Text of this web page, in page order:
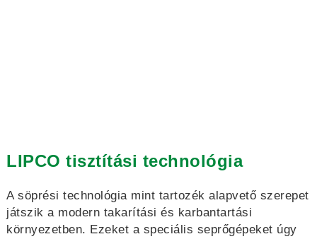
LIPCO tisztítási technológia
A söprési technológia mint tartozék alapvető szerepet
játszik a modern takarítási és karbantartási
környezetben. Ezeket a speciális seprőgépeket úgy